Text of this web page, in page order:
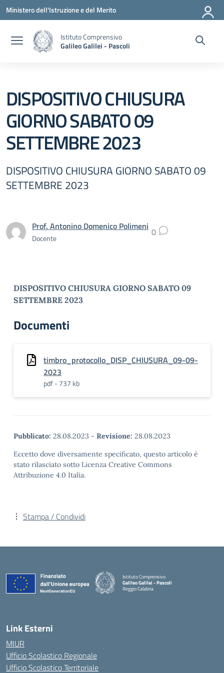
Vai ai contenuti
Vai al menu di navigazione
Vai al footer
Ministero dell'Istruzione e del Merito
Istituto Comprensivo
Galileo Galilei - Pascoli
DISPOSITIVO CHIUSURA
GIORNO SABATO 09
SETTEMBRE 2023
DISPOSITIVO CHIUSURA GIORNO SABATO 09
SETTEMBRE 2023
Prof. Antonino Domenico Polimeni
Docente 0
DISPOSITIVO CHIUSURA GIORNO SABATO 09
SETTEMBRE 2023
Documenti
timbro_protocollo_DISP_CHIUSURA_09-09-
2023
pdf - 737 kb
Pubblicato: 28.08.2023 - Revisione: 28.08.2023
Eccetto dove diversamente specificato, questo articolo è
stato rilasciato sotto Licenza Creative Commons
Attribuzione 4.0 Italia.
Stampa / Condividi
Istituto Comprensivo
Galileo Galilei - Pascoli
Reggio Calabria
Link Esterni
MIUR
Ufficio Scolastico Regionale
Ufficio Scolastico Territoriale